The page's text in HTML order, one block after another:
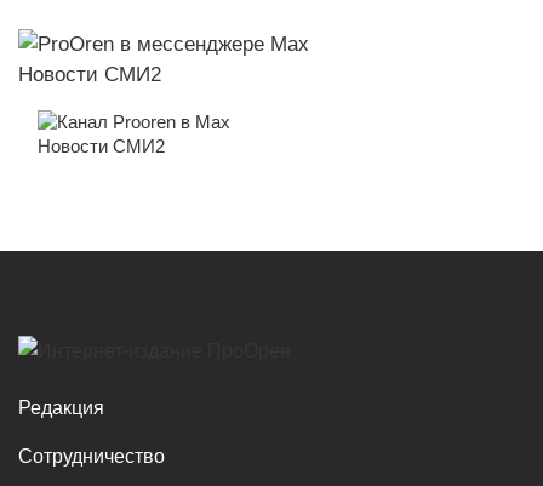
Новости СМИ2
Новости СМИ2
Редакция
Сотрудничество